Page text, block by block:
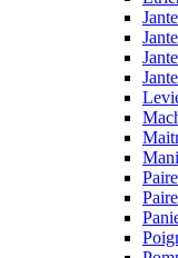
Jante
Jante
Jante
Jante